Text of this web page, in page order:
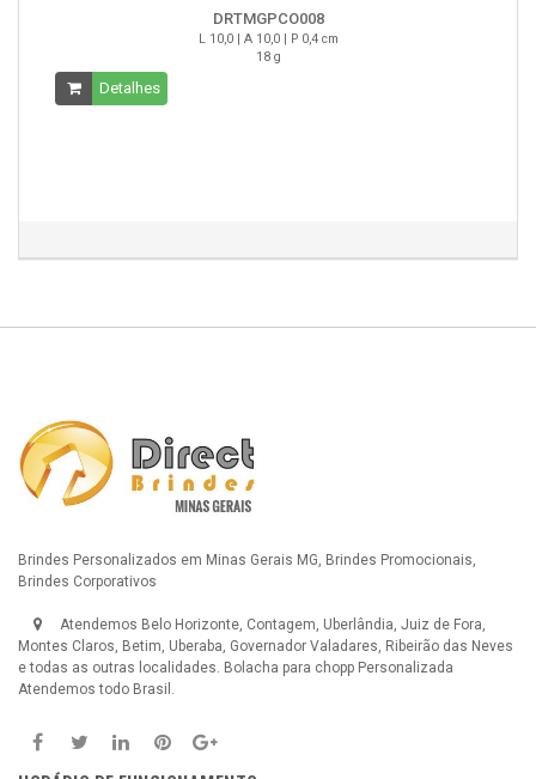
DRTMGPCO008
L 10,0 | A 10,0 | P 0,4 cm
18 g
Detalhes
Brindes Personalizados em Minas Gerais MG, Brindes Promocionais,
Brindes Corporativos
Atendemos Belo Horizonte, Contagem, Uberlândia, Juiz de Fora,
Montes Claros, Betim, Uberaba, Governador Valadares, Ribeirão das Neves
e todas as outras localidades. Bolacha para chopp Personalizada
Atendemos todo Brasil.